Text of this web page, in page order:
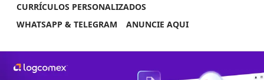
CURRÍCULOS PERSONALIZADOS
WHATSAPP & TELEGRAM
ANUNCIE AQUI